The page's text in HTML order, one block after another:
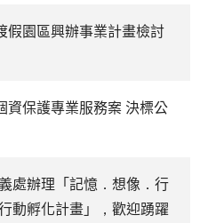
假園區興辦事業計畫檢討
資保護專業服務案 決標公
處辦理「記憶．想像．行
動孵化計畫」，歡迎踴躍